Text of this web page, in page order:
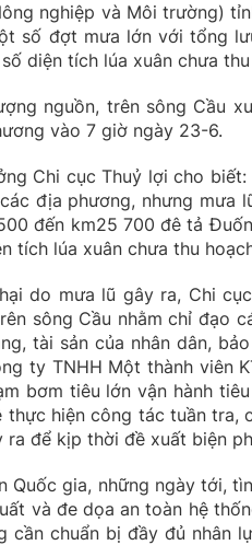
nghiệp và Môi trường)
số đợt mưa lớn với tổng
diện tích lúa xuân chưa thu
nguồn, trên sông Cầu
vào 7 giờ ngày 23-6.
Chi cục Thuỷ lợi cho
địa phương, nhưng mưa
đến km25 700 đê tả
tích lúa xuân chưa thu
do mưa lũ gây ra, Chi
sông Cầu nhằm chỉ đạo
tài sản của nhân dân,
ty TNHH Một thành viên
bơm tiêu lớn vận hành
hiện công tác tuần tra,
để kịp thời đề xuất biện
Quốc gia, những ngày tới,
và đe dọa an toàn hệ
chuẩn bị đầy đủ nhân